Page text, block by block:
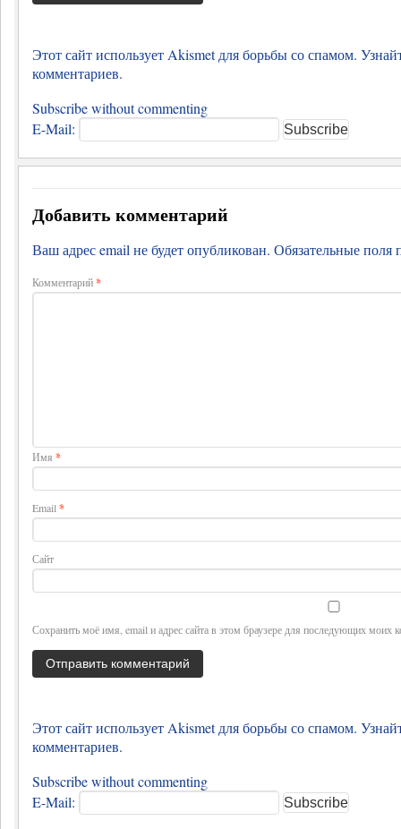
Этот сайт использует Akismet для борьбы со спамом.
комментариев.
Subscribe without commenting
E-Mail:
Добавить комментарий
Ваш адрес email не будет опубликован. Обязательные
Комментарий*
Имя *
Email *
Сайт
Сохранить моё имя, email и адрес сайта в этом браузере для последующих моих
Этот сайт использует Akismet для борьбы со спамом.
комментариев.
Subscribe without commenting
E-Mail: